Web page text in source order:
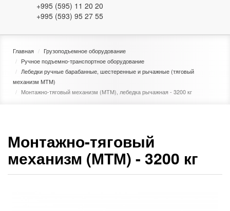
+995 (595) 11 20 20
+995 (593) 95 27 55
Главная
Грузоподъемное оборудование
Ручное подъемно-транспортное оборудование
Лебедки ручные барабанные, шестеренные и рычажные (тяговый
механизм МТМ)
Монтажно-тяговый механизм (МТМ), лебедка рычажная - 3200 кг
Монтажно-тяговый
механизм (МТМ) - 3200 кг